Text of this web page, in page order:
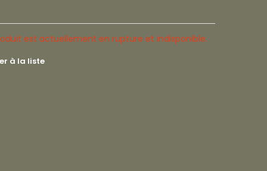
est actuellement en rupture et indisponible.
à la liste